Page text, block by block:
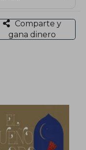
Comparte y
gana dinero